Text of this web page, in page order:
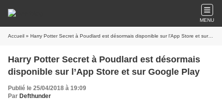
MENU
Accueil » Harry Potter Secret à Poudlard est désormais disponible sur l’App Store et sur Google Play
Harry Potter Secret à Poudlard est désormais
disponible sur l’App Store et sur Google Play
Publié le 25/04/2018 à 19:09
Par Defthunder